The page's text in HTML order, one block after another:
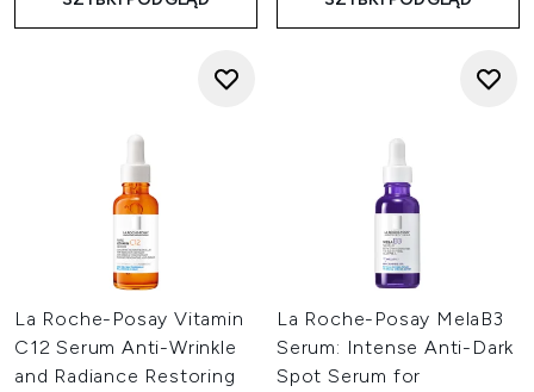
La Roche-Posay Vitamin
C12 Serum Anti-Wrinkle
and Radiance Restoring
La Roche-Posay MelaB3
Serum: Intense Anti-Dark
Spot Serum for